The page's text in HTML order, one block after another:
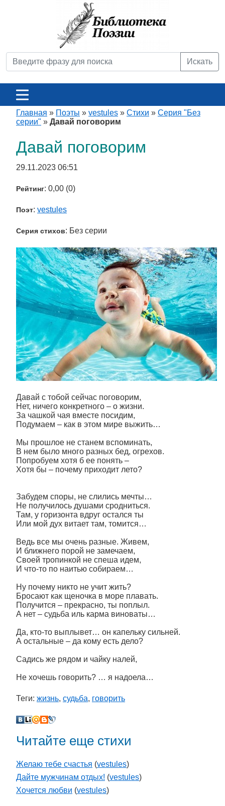
Искать
Главная » Поэты » vestules » Стихи » Серия "Без
серии" » Давай поговорим
Давай поговорим
29.11.2023 06:51
Рейтинг: 0,00 (0)
Поэт: vestules
Серия стихов: Без серии
Давай с тобой сейчас поговорим,
Нет, ничего конкретного – о жизни.
За чашкой чая вместе посидим,
Подумаем – как в этом мире выжить…
Мы прошлое не станем вспоминать,
В нем было много разных бед, огрехов.
Попробуем хотя б ее понять –
Хотя бы – почему приходит лето?
Забудем споры, не слились мечты…
Не получилось душами сродниться.
Там, у горизонта вдруг остался ты
Или мой дух витает там, томится…
Ведь все мы очень разные. Живем,
И ближнего порой не замечаем,
Своей тропинкой не спеша идем,
И что-то по наитью собираем…
Ну почему никто не учит жить?
Бросают как щеночка в море плавать.
Получится – прекрасно, ты поплыл.
А нет – судьба иль карма виноваты…
Да, кто-то выплывет… он капельку сильней.
А остальные – да кому есть дело?
Садись же рядом и чайку налей,
Не хочешь говорить? … я надоела…
Теги: жизнь, судьба, говорить
Читайте еще стихи
Желаю тебе счастья (vestules)
Дайте мужчинам отдых! (vestules)
Хочется любви (vestules)